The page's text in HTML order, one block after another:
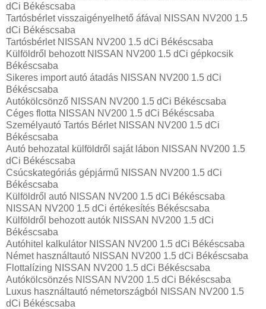
dCi Békéscsaba
Tartósbérlet visszaigényelhető áfával NISSAN NV200 1.5
dCi Békéscsaba
Tartósbérlet NISSAN NV200 1.5 dCi Békéscsaba
Külföldről behozott NISSAN NV200 1.5 dCi gépkocsik
Békéscsaba
Sikeres import autó átadás NISSAN NV200 1.5 dCi
Békéscsaba
Autókölcsönző NISSAN NV200 1.5 dCi Békéscsaba
Céges flotta NISSAN NV200 1.5 dCi Békéscsaba
Személyautó Tartós Bérlet NISSAN NV200 1.5 dCi
Békéscsaba
Autó behozatal külföldről saját lábon NISSAN NV200 1.5
dCi Békéscsaba
Csúcskategóriás gépjármű NISSAN NV200 1.5 dCi
Békéscsaba
Külföldről autó NISSAN NV200 1.5 dCi Békéscsaba
NISSAN NV200 1.5 dCi értékesítés Békéscsaba
Külföldről behozott autók NISSAN NV200 1.5 dCi
Békéscsaba
Autóhitel kalkulátor NISSAN NV200 1.5 dCi Békéscsaba
Német használtautó NISSAN NV200 1.5 dCi Békéscsaba
Flottalízing NISSAN NV200 1.5 dCi Békéscsaba
Autókölcsönzés NISSAN NV200 1.5 dCi Békéscsaba
Luxus használtautó németországból NISSAN NV200 1.5
dCi Békéscsaba